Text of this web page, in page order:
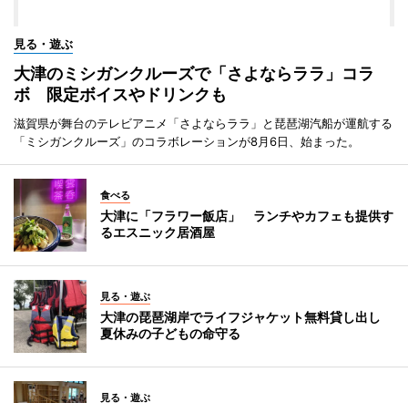
見る・遊ぶ
大津のミシガンクルーズで「さよならララ」コラ
ボ 限定ボイスやドリンクも
滋賀県が舞台のテレビアニメ「さよならララ」と琵琶湖汽船が運航する
「ミシガンクルーズ」のコラボレーションが8月6日、始まった。
食べる
大津に「フラワー飯店」 ランチやカフェも提供す
るエスニック居酒屋
見る・遊ぶ
大津の琵琶湖岸でライフジャケット無料貸し出し
夏休みの子どもの命守る
見る・遊ぶ